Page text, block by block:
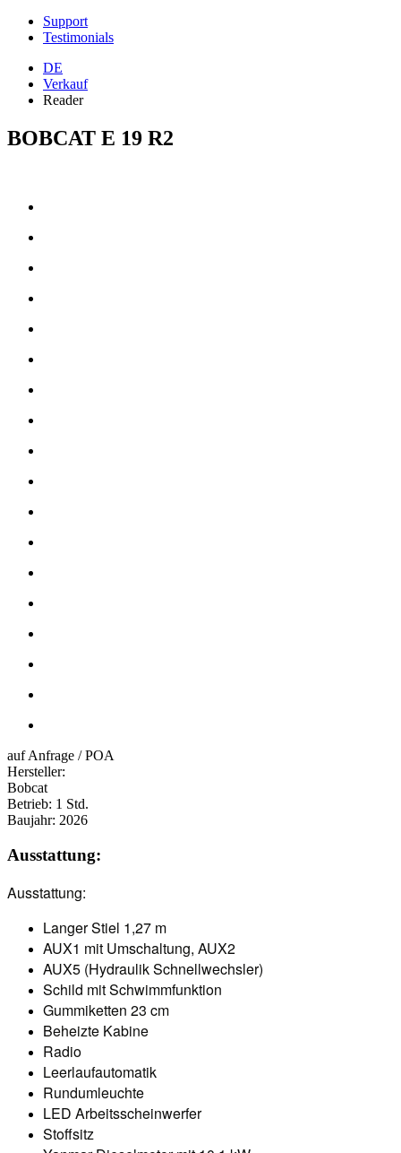
Support
Testimonials
DE
Verkauf
Reader
BOBCAT E 19 R2
auf Anfrage / POA
Hersteller:
Bobcat
Betrieb: 1 Std.
Baujahr: 2026
Ausstattung:
Ausstattung:
Langer Stiel 1,27 m
AUX1 mit Umschaltung, AUX2
AUX5 (Hydraulik Schnellwechsler)
Schild mit Schwimmfunktion
Gummiketten 23 cm
Beheizte Kabine
Radio
Leerlaufautomatik
Rundumleuchte
LED Arbeitsscheinwerfer
Stoffsitz